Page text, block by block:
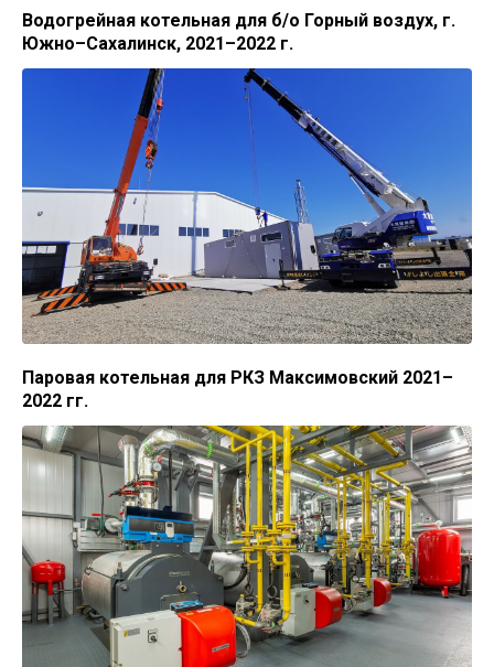
Водогрейная котельная для б/о Горный воздух, г.
Южно–Сахалинск, 2021–2022 г.
Паровая котельная для РКЗ Максимовский 2021–
2022 гг.